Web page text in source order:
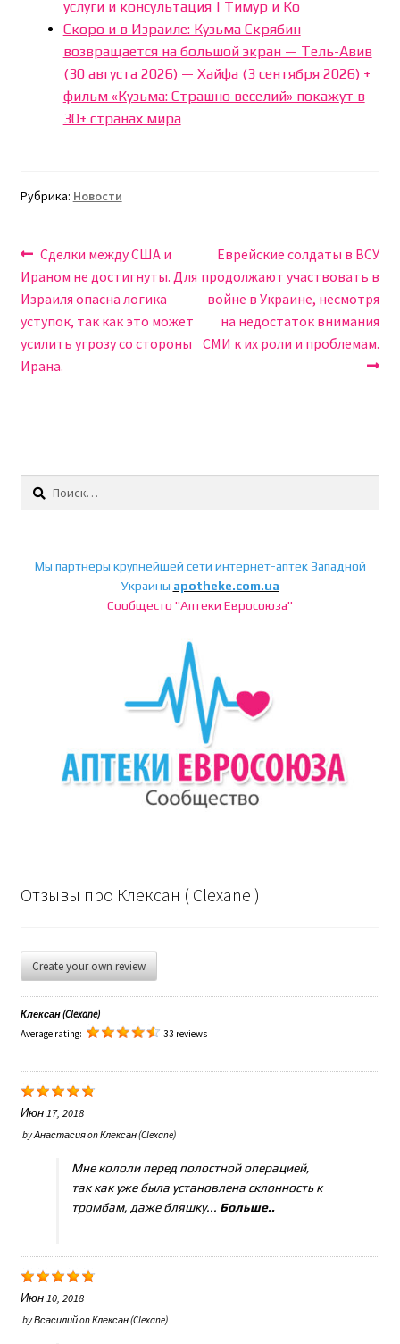
услуги и консультация | Тимур и Ко
Скоро и в Израиле: Кузьма Скрябин
возвращается на большой экран — Тель-Авив
(30 августа 2026) — Хайфа (3 сентября 2026) +
фильм «Кузьма: Страшно веселий» покажут в
30+ странах мира
Рубрика: Новости
Навигация
по
записям
Предыдущая
запись:
Сделки между США и
Ираном не достигнуты. Для
Израиля опасна логика
уступок, так как это может
усилить угрозу со стороны
Ирана.
Следующая
запись:
Еврейские солдаты в ВСУ
продолжают участвовать в
войне в Украине, несмотря
на недостаток внимания
СМИ к их роли и проблемам.
Найти:
Мы партнеры крупнейшей сети интернет-аптек Западной
Украины apotheke.com.ua
Сообщесто "Аптеки Евросоюза"
Отзывы про Клексан ( Clexane )
Create your own review
Клексан (Clexane)
Average rating:
33 reviews
Июн 17, 2018
byАнастасияonКлексан (Clexane)
Мне кололи перед полостной операцией,
так как уже была установлена склонность к
тромбам, даже бляшку... Больше..
Июн 10, 2018
byВсасилийonКлексан (Clexane)